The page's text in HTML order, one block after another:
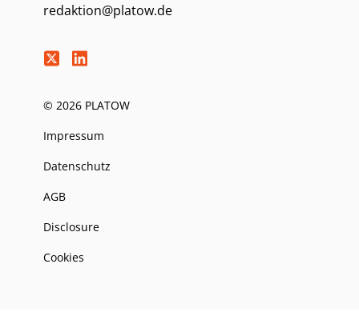
redaktion@platow.de
© 2026 PLATOW
Impressum
Datenschutz
AGB
Disclosure
Cookies